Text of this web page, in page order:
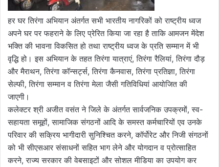
हर घर तिरंगा अभियान अंतर्गत सभी भारतीय नागरिकों को राष्ट्रीय ध्वज
अपने घर पर फहराने के लिए प्रेरित किया जा रहा है ताकि आमजन मेंदेश
भक्ति की भावना विकसित हो तथा राष्ट्रीय ध्वज के प्रति सम्मान में भी
वृद्धि हो। इस अभियान के तहत तिरंगा यात्राएं, तिरंगा रैलियां, तिरंगा दौड़
और मैराथन, तिरंगा कॉन्सर्ट्स, तिरंगा कैनवास, तिरंगा प्रतिज्ञा, तिरंगा
सेल्फी, तिरंगा सम्मान व तिरंगा मेला जैसी गतिविधियां आयोजित की
जाएगी।
कलेक्टर श्री अजीत वसंत ने जिले के अंतर्गत सार्वजनिक उपक्रमों, स्व-
सहायता समूहों, सामाजिक संगठनों आदि के समस्त कर्मचारियों एव उनके
परिवार की सक्रिय भागीदारी सुनिश्चित करने, कॉर्पोरेट और निजी संगठनों
को भी सीएसआर संसाधनों सहित भाग लेने और योगदान व प्रोत्साहित
करने, राज्य सरकार की वेबसाइटों और सोशल मीडिया का उपयोग कर